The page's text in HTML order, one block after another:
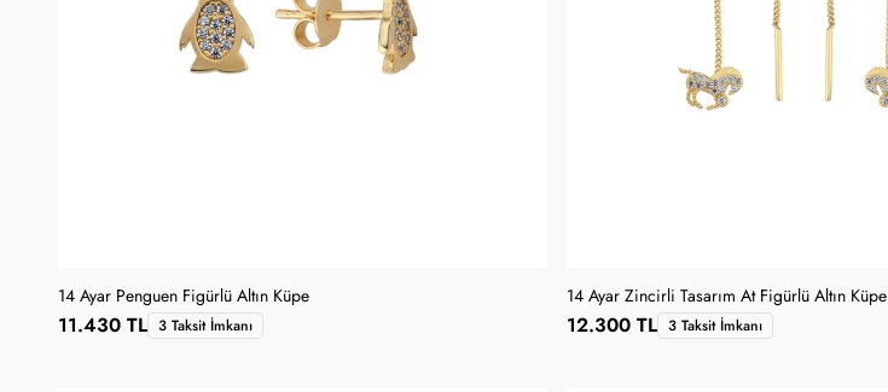
14 Ayar Penguen Figürlü Altın Küpe
11.430 TL 3 Taksit İmkanı
14 Ayar Zincirli Tasarım At Figürlü Altın Küpe
12.300 TL 3 Taksit İmkanı